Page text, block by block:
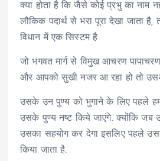
क्या होता है कि जैसे कोई प्रभु का नाम
लौकिक पदार्थ से भरा पूरा देखा जाता है,
विधान में एक सिस्टम है
जो भगवत मार्ग से विमुख आचरण
और आपको सुखी नजर आ रहा हो तो
उसके उन पुण्य को भुगाने के लिए पहले
उसके पुण्य नष्ट किये जाएंगे. क्योंकि जब
उसका सहयोग कर देगा इसलिए पहले
किया जाता है.